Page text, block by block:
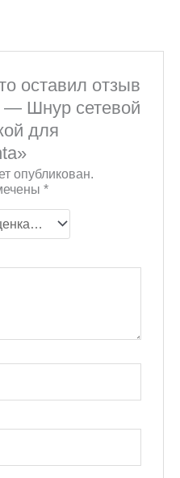
оставил отзыв
— Шнур сетевой
для
опубликован.
*